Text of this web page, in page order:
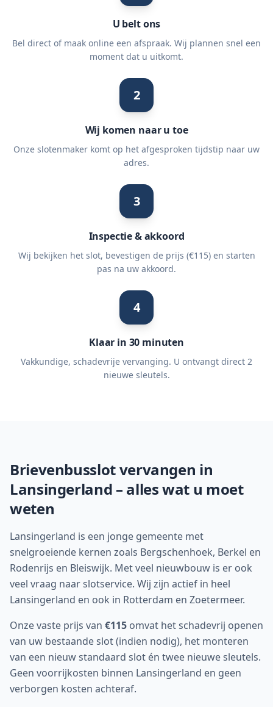
U belt ons
Bel direct of maak online een afspraak. Wij plannen snel een
moment dat u uitkomt.
2
Wij komen naar u toe
Onze slotenmaker komt op het afgesproken tijdstip naar uw
adres.
3
Inspectie & akkoord
Wij bekijken het slot, bevestigen de prijs (€115) en starten
pas na uw akkoord.
4
Klaar in 30 minuten
Vakkundige, schadevrije vervanging. U ontvangt direct 2
nieuwe sleutels.
Brievenbusslot vervangen in
Lansingerland – alles wat u moet
weten
Lansingerland is een jonge gemeente met
snelgroeiende kernen zoals Bergschenhoek, Berkel en
Rodenrijs en Bleiswijk. Met veel nieuwbouw is er ook
veel vraag naar slotservice. Wij zijn actief in heel
Lansingerland en ook in Rotterdam en Zoetermeer.
Onze vaste prijs van €115 omvat het schadevrij openen
van uw bestaande slot (indien nodig), het monteren
van een nieuw standaard slot én twee nieuwe sleutels.
Geen voorrijkosten binnen Lansingerland en geen
verborgen kosten achteraf.